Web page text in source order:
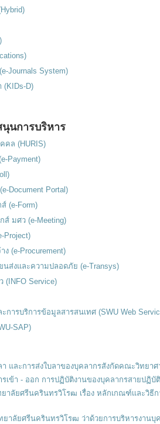
Journals System)
(KIDs-D)
นุนการบริหาร
คล (HURIS)
Payment)
Document Portal)
(e-Form)
ส์ มศว (e-Meeting)
Project)
(e-Procurement)
นส่งและความปลอดภัย (e-Transys)
(INFO Service)
การบริการข้อมูลสารสนเทศ (SWU Web
SAP)
และการส่งใบลาของบุคลากรสังกัดคณะวิทยาศ
เข้า - ออก การปฏิบัติงานของบุคลากรสายปฏิบั
าลัยศรีนครินทรวิโรฒ เรื่อง หลักเกณฑ์เเละวิธี
ยาลัยศรีนครินทรวิโรฒ ว่าด้วยการบริหารงาน